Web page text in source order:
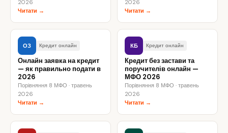
2026
Читати →
2026
Читати →
ОЗ Кредит онлайн
Онлайн заявка на кредит
— як правильно подати в
2026
Порівняння 8 МФО · травень
2026
Читати →
КБ Кредит онлайн
Кредит без застави та
поручителів онлайн —
МФО 2026
Порівняння 8 МФО · травень
2026
Читати →